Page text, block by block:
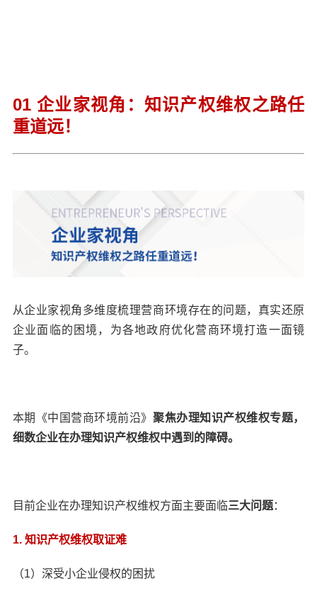
01 企业家视角：知识产权维权之路任
重道远！
从企业家视角多维度梳理营商环境存在的问题，真实还原
企业面临的困境，为各地政府优化营商环境打造一面镜
子。
本期《中国营商环境前沿》 聚焦办理知识产权维权专题，
细数企业在办理知识产权维权中遇到的障碍。
目前企业在办理知识产权维权方面主要面临三大问题：
1. 知识产权维权取证难
（1）深受小企业侵权的困扰